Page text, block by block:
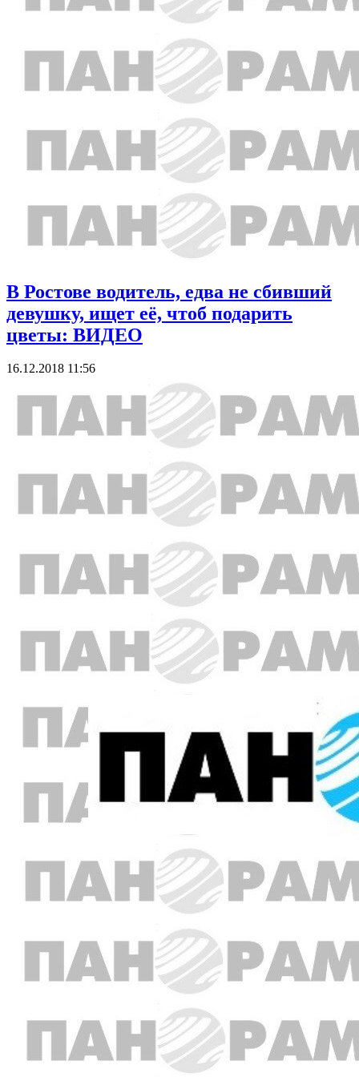
В Ростове водитель, едва не сбивший
девушку, ищет её, чтоб подарить
цветы: ВИДЕО
16.12.2018 11:56